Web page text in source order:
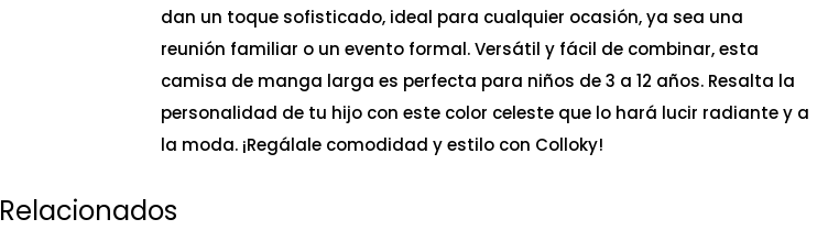
dan un toque sofisticado, ideal para cualquier ocasión, ya sea una
reunión familiar o un evento formal. Versátil y fácil de combinar, esta
camisa de manga larga es perfecta para niños de 3 a 12 años. Resalta la
personalidad de tu hijo con este color celeste que lo hará lucir radiante y a
la moda. ¡Regálale comodidad y estilo con Colloky!
Relacionados